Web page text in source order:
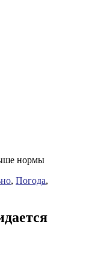
нормы
, Погода,